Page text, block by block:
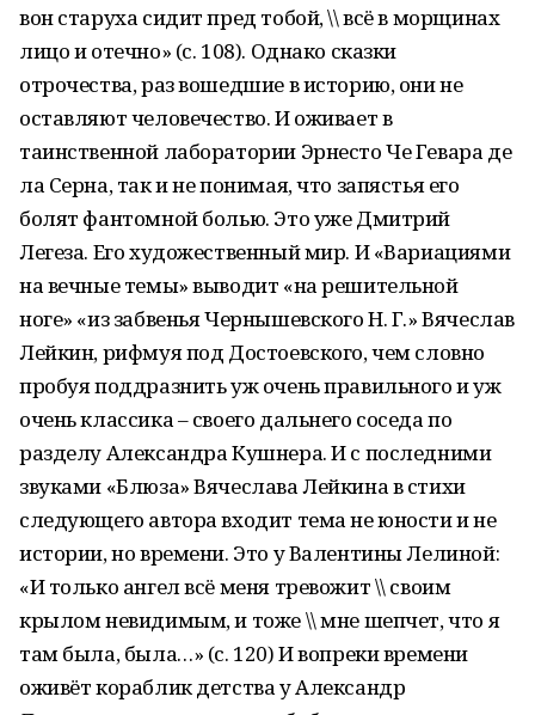
вон старуха сидит пред тобой, \\ всё в морщинах
лицо и отечно» (с. 108). Однако сказки
отрочества, раз вошедшие в историю, они не
оставляют человечество. И оживает в
таинственной лаборатории Эрнесто Че Гевара де
ла Серна, так и не понимая, что запястья его
болят фантомной болью. Это уже Дмитрий
Легеза. Его художественный мир. И «Вариациями
на вечные темы» выводит «на решительной
ноге» «из забвенья Чернышевского Н. Г.» Вячеслав
Лейкин, рифмуя под Достоевского, чем словно
пробуя поддразнить уж очень правильного и уж
очень классика – своего дальнего соседа по
разделу Александра Кушнера. И с последними
звуками «Блюза» Вячеслава Лейкина в стихи
следующего автора входит тема не юности и не
истории, но времени. Это у Валентины Лелиной:
«И только ангел всё меня тревожит \\ своим
крылом невидимым, и тоже \\ мне шепчет, что я
там была, была…» (с. 120) И вопреки времени
оживёт кораблик детства у Александр